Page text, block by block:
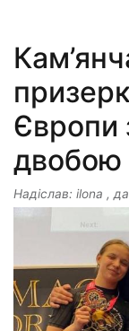
Європи
двобою
Надіслав: ilona ,